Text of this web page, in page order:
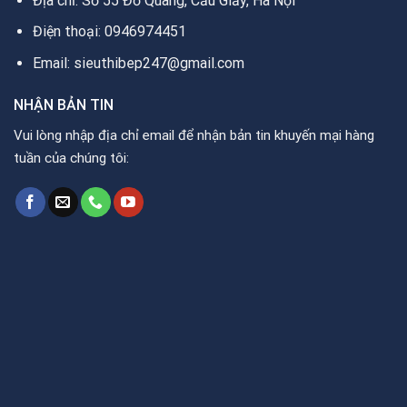
Điện thoại: 0946974451
Email: sieuthibep247@gmail.com
NHẬN BẢN TIN
Vui lòng nhập địa chỉ email để nhận bản tin khuyến mại hàng
tuần của chúng tôi: